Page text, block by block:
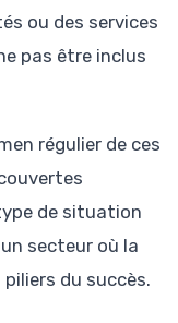
ou des services
pas être inclus
régulier de ces
de situation
secteur où la
du succès.